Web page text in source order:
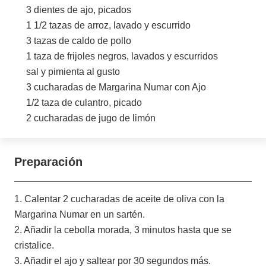
3 dientes de ajo, picados
1 1/2 tazas de arroz, lavado y escurrido
3 tazas de caldo de pollo
1 taza de frijoles negros, lavados y escurridos
sal y pimienta al gusto
3 cucharadas de Margarina Numar con Ajo
1/2 taza de culantro, picado
2 cucharadas de jugo de limón
Preparación
1. Calentar 2 cucharadas de aceite de oliva con la
Margarina Numar en un sartén.
2. Añadir la cebolla morada, 3 minutos hasta que se
cristalice.
3. Añadir el ajo y saltear por 30 segundos más.